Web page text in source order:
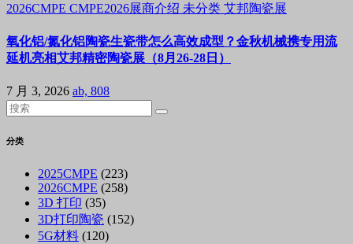
2026CMPE CMPE2026展商介绍 未分类 艾邦陶瓷展
氧化铝/氮化铝陶瓷生瓷带怎么高效成型？金秋机械携专用流
延机亮相艾邦精密陶瓷展（8月26-28日）
7 月 3, 2026 ab, 808
分类
2025CMPE (223)
2026CMPE (258)
3D 打印 (35)
3D打印陶瓷 (152)
5G材料 (120)